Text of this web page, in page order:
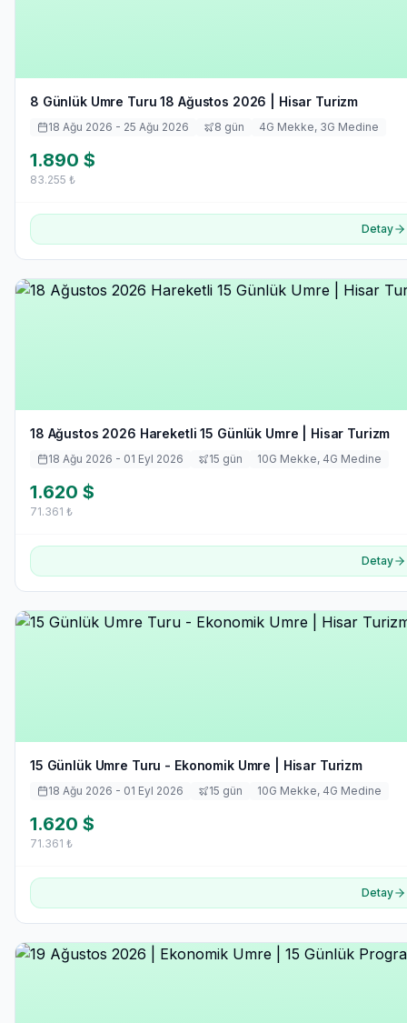
8 Günlük Umre Turu 18 Ağustos 2026 | Hisar Turizm
18 Ağu 2026 - 25 Ağu 2026 8 gün 4G Mekke, 3G Medine
1.890 $
83.255 ₺
Detay
18 Ağustos 2026 Hareketli 15 Günlük Umre | Hisar Turizm
18 Ağu 2026 - 01 Eyl 2026 15 gün 10G Mekke, 4G Medine
1.620 $
71.361 ₺
Detay
15 Günlük Umre Turu - Ekonomik Umre | Hisar Turizm
18 Ağu 2026 - 01 Eyl 2026 15 gün 10G Mekke, 4G Medine
1.620 $
71.361 ₺
Detay